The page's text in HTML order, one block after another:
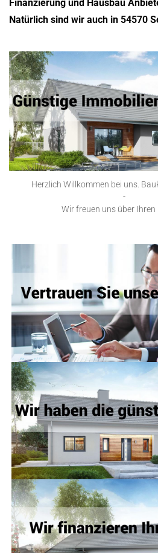
Finanzierung und Hausbau
Natürlich sind wir auch in 54570
Herzlich Willkommen bei uns.
-
Wir freuen uns über Ihren